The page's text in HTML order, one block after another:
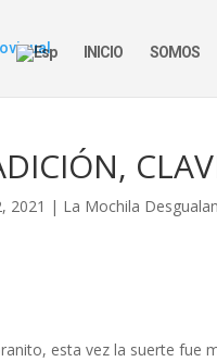
INICIO SOMOS
2021 | La Mochila
esta vez la suerte fue